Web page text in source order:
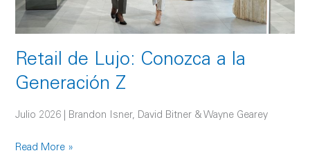
Retail de Lujo: Conozca a la
Generación Z
Julio 2026 | Brandon Isner, David Bitner & Wayne Gearey
Read More »